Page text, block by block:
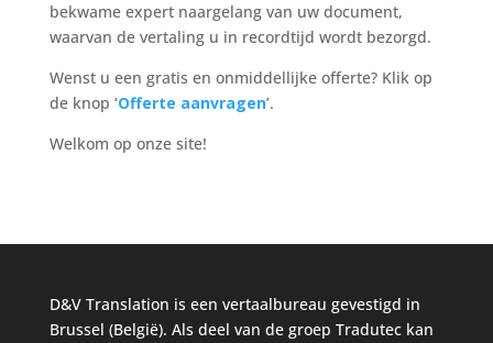
bekwame expert naargelang van uw document,
waarvan de vertaling u in recordtijd wordt bezorgd.
Wenst u een gratis en onmiddellijke offerte? Klik op
de knop ‘Offerte aanvragen’.
Welkom op onze site!
D&V Translation is een vertaalbureau gevestigd in
Brussel (België). Als deel van de groep Tradutec kan